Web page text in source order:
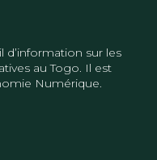
d’information sur les
au Togo. Il est
Numérique.